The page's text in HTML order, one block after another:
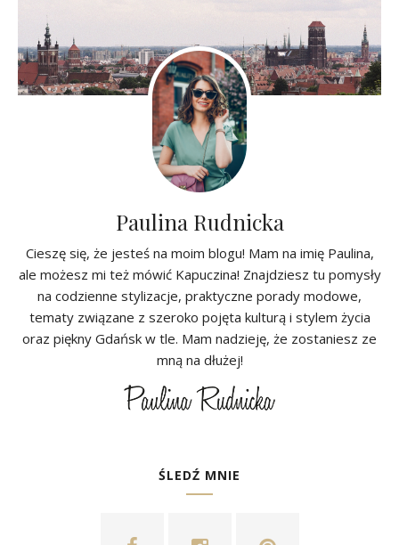
Paulina Rudnicka
Cieszę się, że jesteś na moim blogu! Mam na imię Paulina,
ale możesz mi też mówić Kapuczina! Znajdziesz tu pomysły
na codzienne stylizacje, praktyczne porady modowe,
tematy związane z szeroko pojęta kulturą i stylem życia
oraz piękny Gdańsk w tle. Mam nadzieję, że zostaniesz ze
mną na dłużej!
ŚLEDŹ MNIE